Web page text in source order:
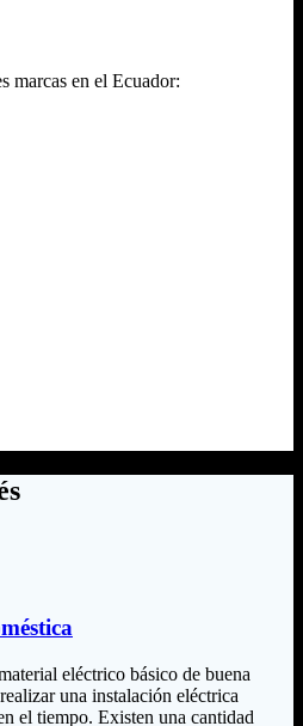
marcas en el Ecuador:
eléctrico básico de buena
una instalación eléctrica
el tiempo. Existen una cantidad